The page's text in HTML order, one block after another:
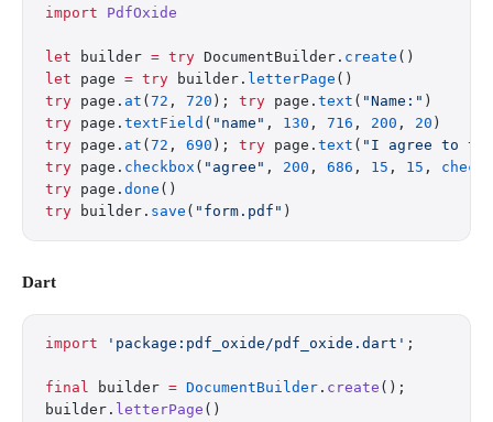
import PdfOxide
let builder = try DocumentBuilder. create ()
let page = try builder. letterPage ()
try page. at ( 72 , 720 ); try page. text ( "Name:" )
try page. textField ( "name" , 130 , 716 , 200 , 20 )
try page. at ( 72 , 690 ); try page. text ( "I agree to
try page. checkbox ( "agree" , 200 , 686 , 15 , 15 ,
try page. done ()
try builder. save ( "form.pdf" )
Dart
import 'package:pdf_oxide/pdf_oxide.dart' ;
final builder = DocumentBuilder . create ();
builder. letterPage ()